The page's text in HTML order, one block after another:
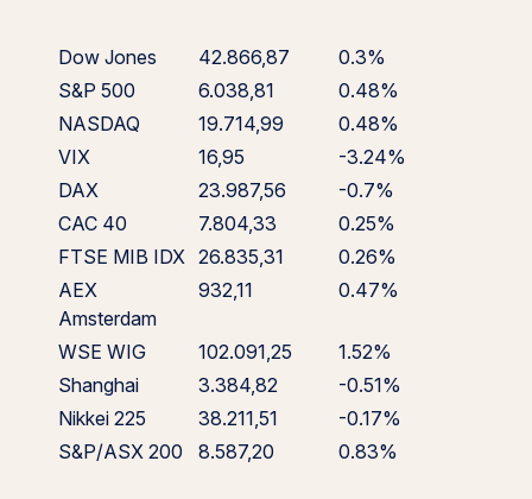
Dow Jones 42.866,87
0.3%
S&P 500
6.038,81
0.48%
NASDAQ
19.714,99
0.48%
VIX
16,95
-3.24%
DAX
23.987,56
-0.7%
CAC 40
7.804,33
0.25%
FTSE MIB IDX 26.835,31
0.26%
AEX
Amsterdam
932,11 0.47%
WSE WIG 102.091,25
1.52%
Shanghai
3.384,82
-0.51%
Nikkei 225
38.211,51
-0.17%
S&P/ASX 200
8.587,20 0.83%